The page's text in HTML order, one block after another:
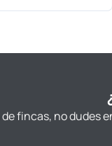
fincas, no dudes